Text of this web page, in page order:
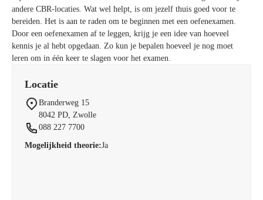
andere CBR-locaties. Wat wel helpt, is om jezelf thuis goed voor te
bereiden. Het is aan te raden om te beginnen met een oefenexamen.
Door een oefenexamen af te leggen, krijg je een idee van hoeveel
kennis je al hebt opgedaan. Zo kun je bepalen hoeveel je nog moet
leren om in één keer te slagen voor het examen.
Locatie
Branderweg 15
8042 PD, Zwolle
088 227 7700
Mogelijkheid theorie:Ja